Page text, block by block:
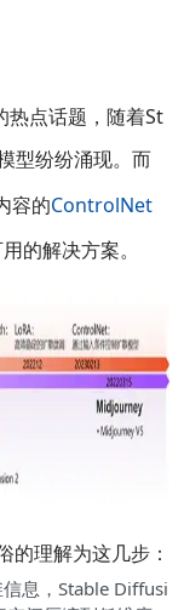
热点话题，随着St
型纷纷涌现。而
容的ControlNet
的解决方案。
理解为这几步：
息，Stable Diffusi